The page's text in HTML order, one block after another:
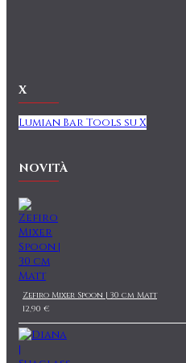
X
Lumian Bar Tools su X
NOVITÀ
Zefiro Mixer Spoon | 30 cm Matt
12,90 €